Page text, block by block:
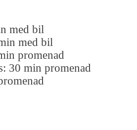
med bil
med bil
promenad
30 min promenad